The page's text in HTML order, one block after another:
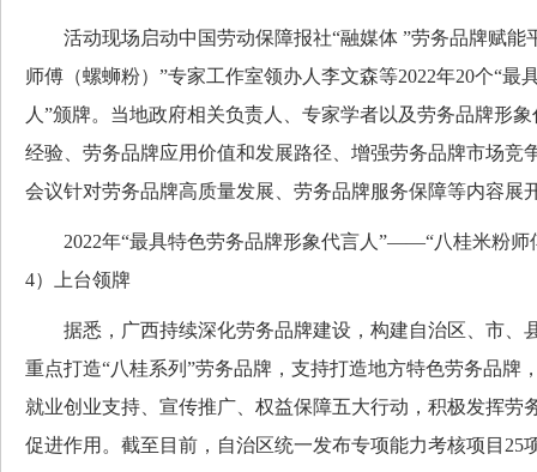
活动现场启动中国劳动保障报社“融媒体 ”劳务品牌赋能
师傅（螺蛳粉）”专家工作室领办人李文森等2022年20个“最
人”颁牌。当地政府相关负责人、专家学者以及劳务品牌形
经验、劳务品牌应用价值和发展路径、增强劳务品牌市场竞
会议针对劳务品牌高质量发展、劳务品牌服务保障等内容展
2022年“最具特色劳务品牌形象代言人”——“八桂米粉师
4）上台领牌
据悉，广西持续深化劳务品牌建设，构建自治区、市、
重点打造“八桂系列”劳务品牌，支持打造地方特色劳务品牌
就业创业支持、宣传推广、权益保障五大行动，积极发挥劳
促进作用。截至目前，自治区统一发布专项能力考核项目25